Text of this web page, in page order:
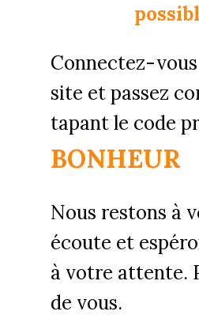
Connectez-
site et passez
tapant le code
BONHEUR
Nous restons à
écoute et
à votre attente.
de vous.